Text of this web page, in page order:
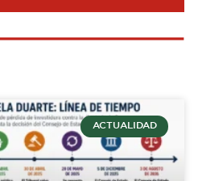
ACTUALIDAD